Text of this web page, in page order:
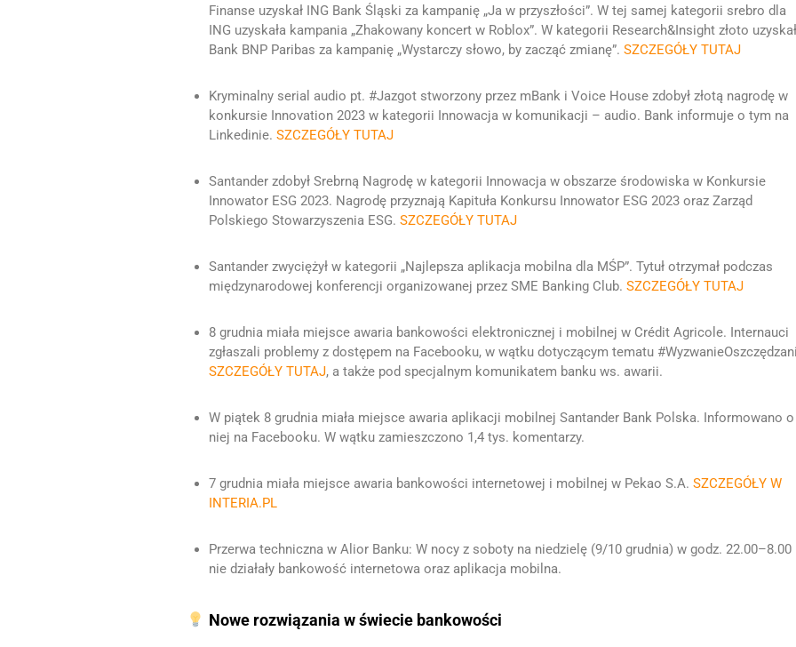
Finanse uzyskał ING Bank Śląski za kampanię „Ja w przyszłości”. W tej samej kategorii srebro dla
ING uzyskała kampania „Zhakowany koncert w Roblox”. W kategorii Research&Insight złoto uzyskał
Bank BNP Paribas za kampanię „Wystarczy słowo, by zacząć zmianę”. SZCZEGÓŁY TUTAJ
Kryminalny serial audio pt. #Jazgot stworzony przez mBank i Voice House zdobył złotą nagrodę w
konkursie Innovation 2023 w kategorii Innowacja w komunikacji – audio. Bank informuje o tym na
Linkedinie. SZCZEGÓŁY TUTAJ
Santander zdobył Srebrną Nagrodę w kategorii Innowacja w obszarze środowiska w Konkursie
Innowator ESG 2023. Nagrodę przyznają Kapituła Konkursu Innowator ESG 2023 oraz Zarząd
Polskiego Stowarzyszenia ESG. SZCZEGÓŁY TUTAJ
Santander zwyciężył w kategorii „Najlepsza aplikacja mobilna dla MŚP”. Tytuł otrzymał podczas
międzynarodowej konferencji organizowanej przez SME Banking Club. SZCZEGÓŁY TUTAJ
8 grudnia miała miejsce awaria bankowości elektronicznej i mobilnej w Crédit Agricole. Internauci
zgłaszali problemy z dostępem na Facebooku, w wątku dotyczącym tematu
SZCZEGÓŁY TUTAJ, a także pod specjalnym komunikatem banku ws. awarii.
W piątek 8 grudnia miała miejsce awaria aplikacji mobilnej Santander Bank Polska. Informowano o
niej na Facebooku. W wątku zamieszczono 1,4 tys. komentarzy.
7 grudnia miała miejsce awaria bankowości internetowej i mobilnej w Pekao S.A. SZCZEGÓŁY W
INTERIA.PL
Przerwa techniczna w Alior Banku: W nocy z soboty na niedzielę (9/10 grudnia) w godz. 22.00–8.00
nie działały bankowość internetowa oraz aplikacja mobilna.
Nowe rozwiązania w świecie bankowości